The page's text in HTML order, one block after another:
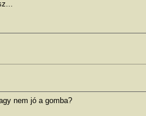
nem jó a gomba?